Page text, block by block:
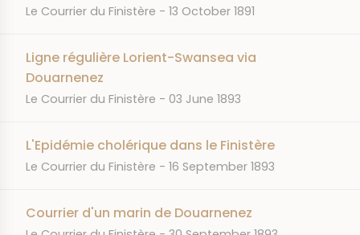
JOURNAL
Le Courrier du Finistère DATE
13 October 1891
Ligne régulière Lorient-Swansea via
Douarnenez
JOURNAL
Le Courrier du Finistère DATE
03 June 1893
L'Epidémie cholérique dans le Finistère
JOURNAL
Le Courrier du Finistère DATE
16 September 1893
Courrier d'un marin de Douarnenez
JOURNAL DATE